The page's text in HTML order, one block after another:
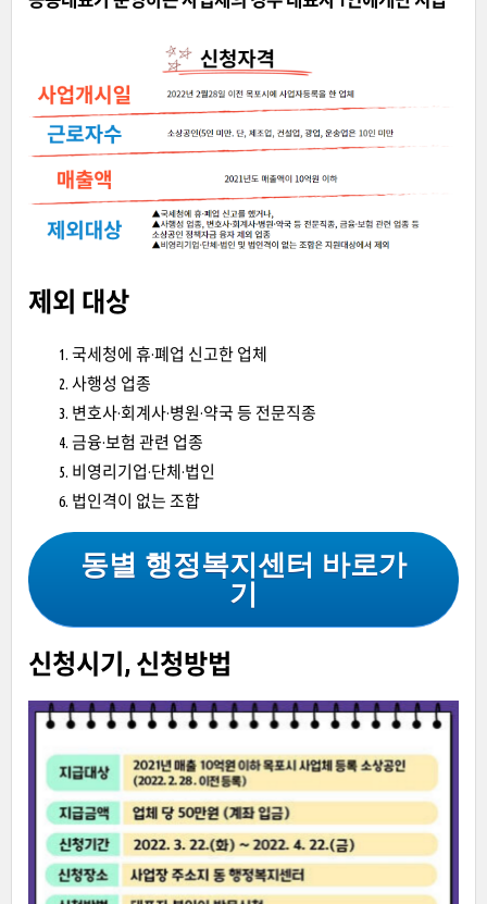
제외 대상
국세청에 휴·폐업 신고한 업체
사행성 업종
변호사·회계사·병원·약국 등 전문직종
금융·보험 관련 업종
비영리기업·단체·법인
법인격이 없는 조합
동별 행정복지센터 바로가
기
신청시기, 신청방법